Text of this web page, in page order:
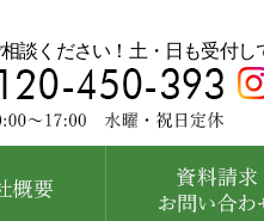
談ください！土・日も受付し